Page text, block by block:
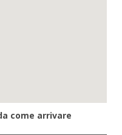
come arrivare